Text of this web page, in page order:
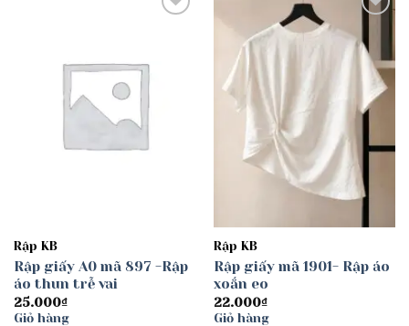
Rập KB
Rập giấy A0 mã 897 -Rập
áo thun trễ vai
25.000₫
Giỏ hàng
wishlist
Rập KB
Rập giấy mã 1901- Rập áo
xoắn eo
22.000₫
Giỏ hàng